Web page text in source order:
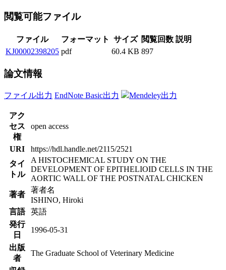
閲覧可能ファイル
ファイル フォーマット サイズ 閲覧回数 説明
KJ00002398205 pdf 60.4 KB 897
論文情報
ファイル出力 EndNote Basic出力 Mendeley出力
アク
セス
権
open access
URI
https://hdl.handle.net/2115/2521
タイ
トル
A HISTOCHEMICAL STUDY ON THE
DEVELOPMENT OF EPITHELIOID CELLS IN THE
AORTIC WALL OF THE POSTNATAL CHICKEN
著者
著者名
ISHINO, Hiroki
言語
英語
発行
日
1996-05-31
出版
者
The Graduate School of Veterinary Medicine